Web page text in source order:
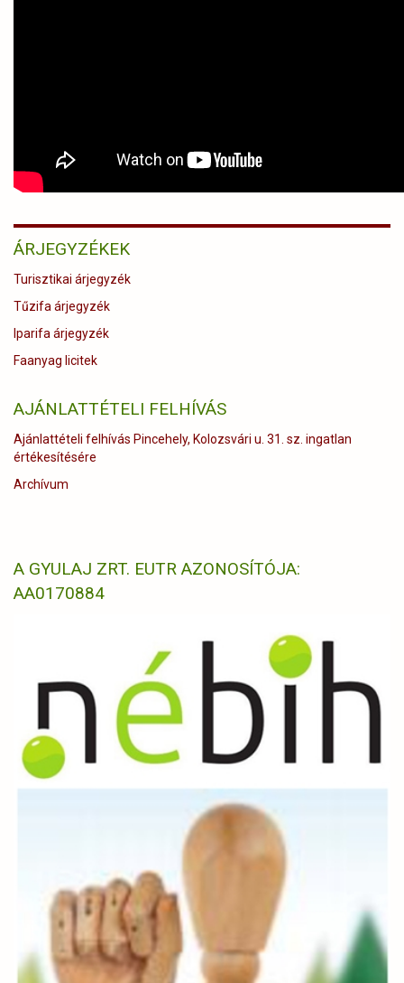
ÁRJEGYZÉKEK
Turisztikai árjegyzék
Tűzifa árjegyzék
Iparifa árjegyzék
Faanyag licitek
AJÁNLATTÉTELI FELHÍVÁS
Ajánlattételi felhívás Pincehely, Kolozsvári u. 31. sz. ingatlan
értékesítésére
Archívum
A GYULAJ ZRT. EUTR AZONOSÍTÓJA:
AA0170884